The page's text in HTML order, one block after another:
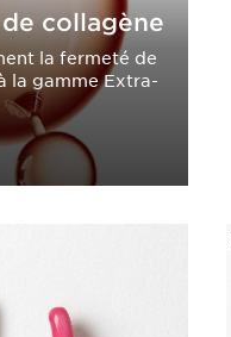
collagène
la fermeté de
la gamme Extra-